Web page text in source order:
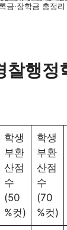
금·장학금 총정리
찰행정
학생
부환
산점
수
(50
%컷)
학생
부환
산점
수
(70
%컷)